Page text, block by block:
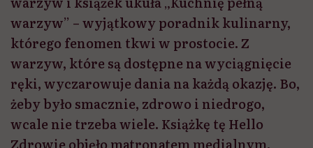
warzyw” – wyjątkowy poradnik kulinarny,
którego fenomen tkwi w prostocie. Z
warzyw, które są dostępne na wyciągnięcie
ręki, wyczarowuje dania na każdą okazję. Bo,
żeby było smacznie, zdrowo i niedrogo,
wcale nie trzeba wiele. Książkę tę Hello
Zdrowie objęło matronatem medialnym.